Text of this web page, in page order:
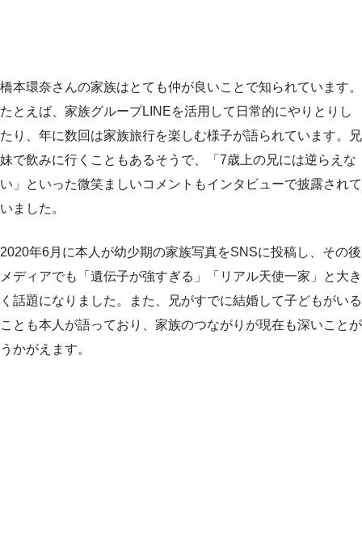
橋本環奈さんの家族はとても仲が良いことで知られています。
たとえば、家族グループLINEを活用して日常的にやりとりし
たり、年に数回は家族旅行を楽しむ様子が語られています。兄
妹で飲みに行くこともあるそうで、「7歳上の兄には逆らえな
い」といった微笑ましいコメントもインタビューで披露されて
いました。
2020年6月に本人が幼少期の家族写真をSNSに投稿し、その後
メディアでも「遺伝子が強すぎる」「リアル天使一家」と大き
く話題になりました。また、兄がすでに結婚して子どもがいる
ことも本人が語っており、家族のつながりが現在も深いことが
うかがえます。